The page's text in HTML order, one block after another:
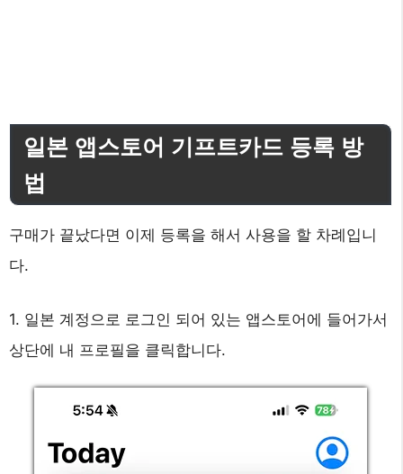
일본 앱스토어 기프트카드 등록 방
법
구매가 끝났다면 이제 등록을 해서 사용을 할 차례입니
다.
1. 일본 계정으로 로그인 되어 있는 앱스토어에 들어가서
상단에 내 프로필을 클릭합니다.